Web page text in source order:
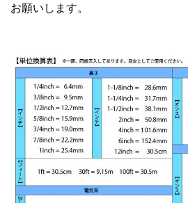
お願いします。